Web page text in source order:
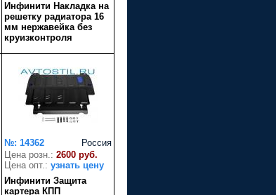
Инфинити Накладка на
решетку радиатора 16
мм нержавейка без
круизконтроля
Россия
№: 14362
Цена розн.: 2600 руб.
Цена опт.: узнать цену
Инфинити Защита
картера КПП